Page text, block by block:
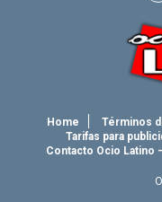
Home Términos
Tarifas para
Contacto Ocio Latino